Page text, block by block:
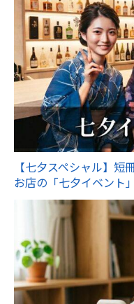
【七夕スペシャル】
お店の「七夕イベント